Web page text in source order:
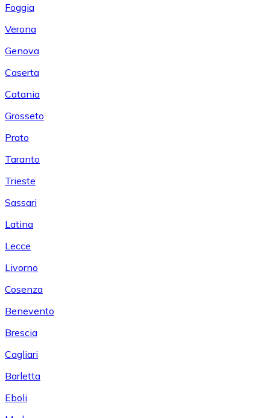
Foggia
Verona
Genova
Caserta
Catania
Grosseto
Prato
Taranto
Trieste
Sassari
Latina
Lecce
Livorno
Cosenza
Benevento
Brescia
Cagliari
Barletta
Eboli